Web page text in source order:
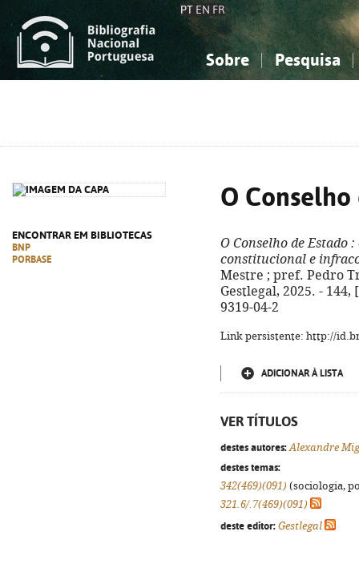
PT EN FR
Sobre Pesquisa
ENCONTRAR EM BIBLIOTECAS
BNP
PORBASE
O Conselho
O Conselho de Estado :
constitucional e
Mestre ; pref. Pedro
Gestlegal, 2025. - 144,
9319-04-2
Link persistente: http://
ADICIONAR À LISTA
VER TÍTULOS
destes autores: Alexandre
destes temas:
342(469)(091) (sociologia,
321.6/.7(469)(091)
deste editor: Gestlegal